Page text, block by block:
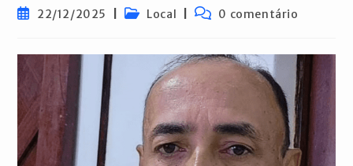
Post22/12/2025
Categoria
Local
Comentários
0 comentário